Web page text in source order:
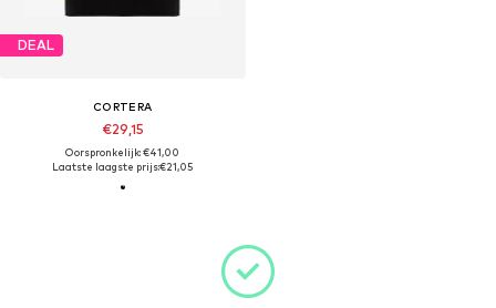
DEAL
CORTERA
€29,15
Oorspronkelijk: €41,00
Laatste laagste prijs:€21,05